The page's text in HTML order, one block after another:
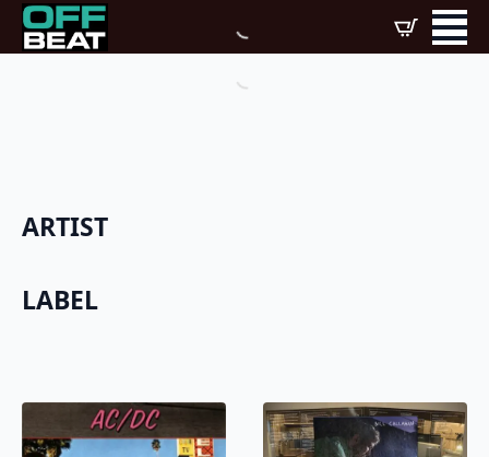
ARTIST
LABEL